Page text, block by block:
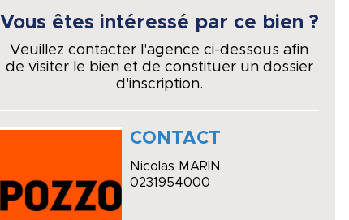
Vous êtes intéressé par ce bien ?
Veuillez contacter l'agence ci-dessous afin
de visiter le bien et de constituer un dossier
d'inscription.
CONTACT
Nicolas MARIN
0231954000